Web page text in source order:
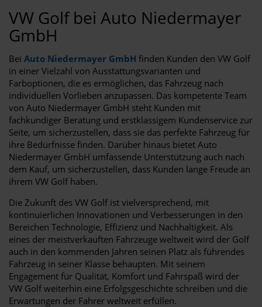
VW Golf bei Auto Niedermayer
GmbH
Bei Auto Niedermayer GmbH finden Kunden den VW Golf
in einer Vielzahl von Ausstattungsvarianten und
Farboptionen, die es ermöglichen, das Fahrzeug nach
individuellen Vorlieben anzupassen. Das kompetente Team
von Auto Niedermayer GmbH steht Kunden mit
fachkundiger Beratung und erstklassigem Kundenservice zur
Seite, um sicherzustellen, dass sie das perfekte Fahrzeug für
ihre Bedürfnisse finden. Darüber hinaus bietet Auto
Niedermayer GmbH umfassende Unterstützung auch nach
dem Kauf, um sicherzustellen, dass Kunden lange Freude an
ihrem VW Golf haben.
Die Zukunft des VW Golf ist vielversprechend, mit
kontinuierlichen Innovationen und Verbesserungen in den
Bereichen Technologie, Effizienz und Nachhaltigkeit. Als
eines der meistverkauften Fahrzeuge weltweit wird der Golf
auch in den kommenden Jahren seinen Platz als führendes
Fahrzeug in seiner Klasse behaupten. Mit seinem
Engagement für Qualität, Komfort und Fahrspaß wird der
VW Golf weiterhin eine Erfolgsgeschichte schreiben und die
Erwartungen der Fahrer weltweit erfüllen.